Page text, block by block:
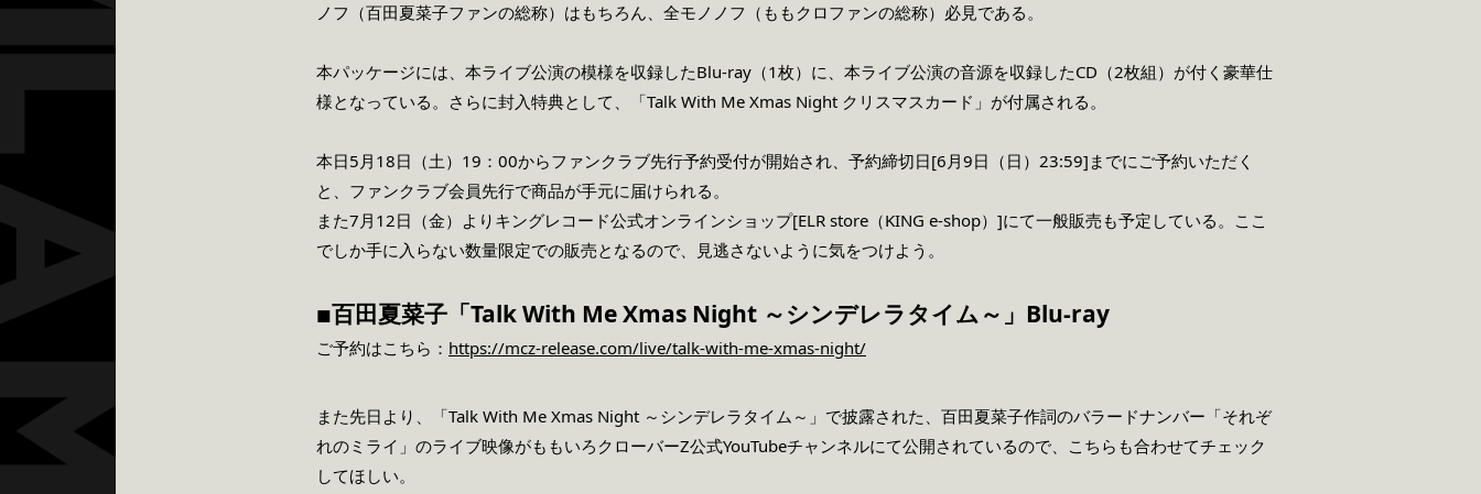
ノフ（百田夏菜子ファンの総称）はもちろん、全モノノフ（ももクロファンの総称）必見である。
本パッケージには、本ライブ公演の模様を収録したBlu-ray（1枚）に、本ライブ公演の音源を収録したCD（2枚組）が付く豪華仕
様となっている。さらに封入特典として、「Talk With Me Xmas Night クリスマスカード」が付属される。
本日5月18日（土）19：00からファンクラブ先行予約受付が開始され、予約締切日[6月9日（日）23:59]までにご予約いただく
と、ファンクラブ会員先行で商品が手元に届けられる。
また7月12日（金）よりキングレコード公式オンラインショップ[ELR store（KING e-shop）]にて一般販売も予定している。ここ
でしか手に入らない数量限定での販売となるので、見逃さないように気をつけよう。
■百田夏菜子「Talk With Me Xmas Night ～シンデレラタイム～」Blu-ray
ご予約はこちら： https://mcz-release.com/live/talk-with-me-xmas-night/
また先日より、「Talk With Me Xmas Night ～シンデレラタイム～」で披露された、百田夏菜子作詞のバラードナンバー「それぞ
れのミライ」のライブ映像がももいろクローバーZ公式YouTubeチャンネルにて公開されているので、こちらも合わせてチェック
してほしい。